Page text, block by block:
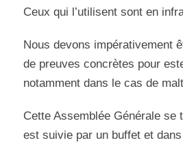
Ceux qui l’utilisent sont en
Nous devons impérativement
de preuves concrètes pour
notamment dans le cas de
Cette Assemblée Générale se
est suivie par un buffet et